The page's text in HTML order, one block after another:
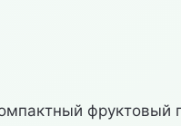
фруктовый